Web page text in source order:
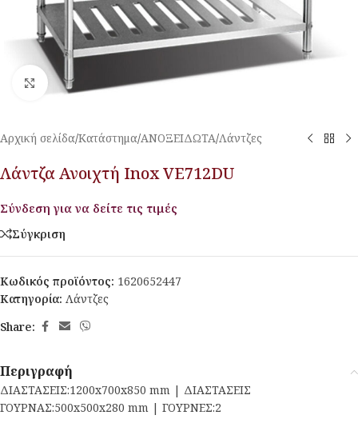
Κλικ για μεγέθυνση
Αρχική σελίδα/Κατάστημα/ΑΝΟΞΕΙΔΩΤΑ/Λάντζες
Λάντζα Ανοιχτή Inox VE712DU
Σύνδεση για να δείτε τις τιμές
Σύγκριση
Κωδικός προϊόντος: 1620652447
Κατηγορία: Λάντζες
Share:
Περιγραφή
ΔΙΑΣΤΑΣΕΙΣ:1200x700x850 mm | ΔΙΑΣΤΑΣΕΙΣ
ΓΟΥΡΝΑΣ:500x500x280 mm | ΓΟΥΡΝEΣ:2